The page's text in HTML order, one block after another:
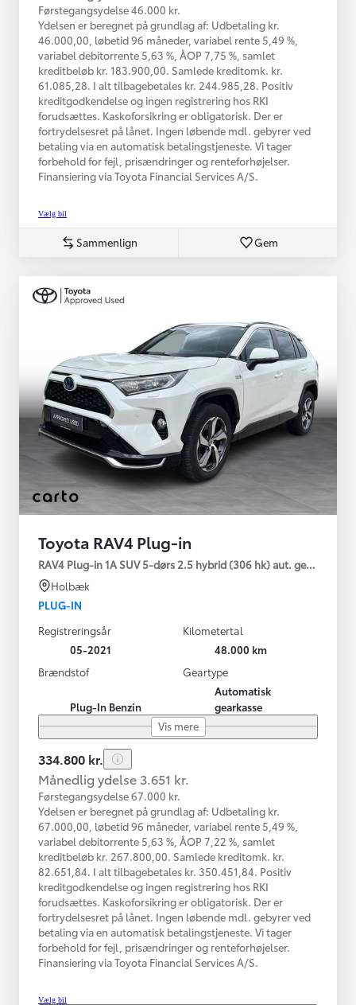
Førstegangsydelse 46.000 kr.
Ydelsen er beregnet på grundlag af: Udbetaling kr.
46.000,00, løbetid 96 måneder, variabel rente 5,49 %,
variabel debitorrente 5,63 %, ÅOP 7,75 %, samlet
kreditbeløb kr. 183.900,00. Samlede kreditomk. kr.
61.085,28. I alt tilbagebetales kr. 244.985,28. Positiv
kreditgodkendelse og ingen registrering hos RKI
forudsættes. Kaskoforsikring er obligatorisk. Der er
fortrydelsesret på lånet. Ingen løbende mdl. gebyrer ved
betaling via en automatisk betalingstjeneste. Vi tager
forbehold for fejl, prisændringer og renteforhøjelser.
Finansiering via Toyota Financial Services A/S.
Vælg bil
Sammenlign Gem
Toyota RAV4 Plug-in
RAV4 Plug-in 1A SUV 5-dørs 2.5 hybrid (306 hk) aut. gear AWD-i
Holbæk
PLUG-IN
Registreringsår
05-2021
Kilometertal
48.000 km
Brændstof
Plug-In Benzin
Geartype
Automatisk
gearkasse
Vis mere
334.800 kr.
Månedlig ydelse 3.651 kr.
Førstegangsydelse 67.000 kr.
Ydelsen er beregnet på grundlag af: Udbetaling kr.
67.000,00, løbetid 96 måneder, variabel rente 5,49 %,
variabel debitorrente 5,63 %, ÅOP 7,22 %, samlet
kreditbeløb kr. 267.800,00. Samlede kreditomk. kr.
82.651,84. I alt tilbagebetales kr. 350.451,84. Positiv
kreditgodkendelse og ingen registrering hos RKI
forudsættes. Kaskoforsikring er obligatorisk. Der er
fortrydelsesret på lånet. Ingen løbende mdl. gebyrer ved
betaling via en automatisk betalingstjeneste. Vi tager
forbehold for fejl, prisændringer og renteforhøjelser.
Finansiering via Toyota Financial Services A/S.
Vælg bil